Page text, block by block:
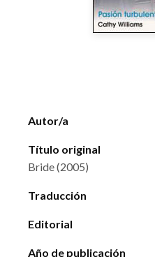
Autor/a
Título original
Bride (2005)
Traducción
Editorial
Año de publicación